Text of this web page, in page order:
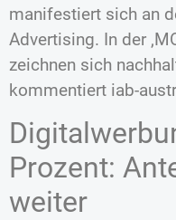
manifestiert sich an
Advertising. In der
zeichnen sich
kommentiert iab-
Prozent:
weiter